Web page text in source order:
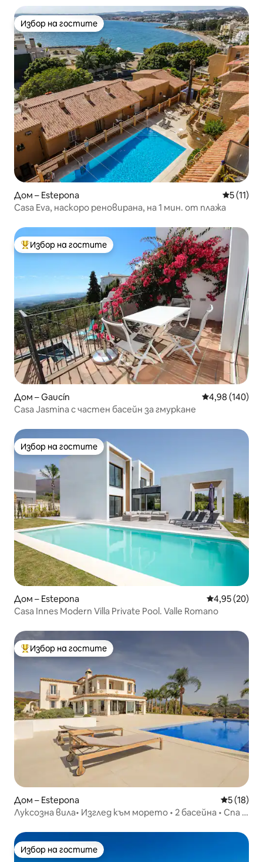
Избор на гостите
Избор на гостите
Дом – Estepona Средна
5 (11)
Casa Eva, наскоро реновирана, на 1 мин. от плажа
Най-популярен избор на гостите
Избор на гостите
Дом – Gaucín Средна
4,98 (140)
Casa Jasmina с частен басейн за гмуркане
Избор на гостите
Избор на гостите
Дом – Estepona Средна
4,95 (20)
Casa Innes Modern Villa Private Pool. Valle Romano
Най-популярен избор на гостите
Избор на гостите
Дом – Estepona Средна
5 (18)
Луксозна вила• Изглед към морето • 2 басейна • Спа •
Избор на гостите
Избор на гостите